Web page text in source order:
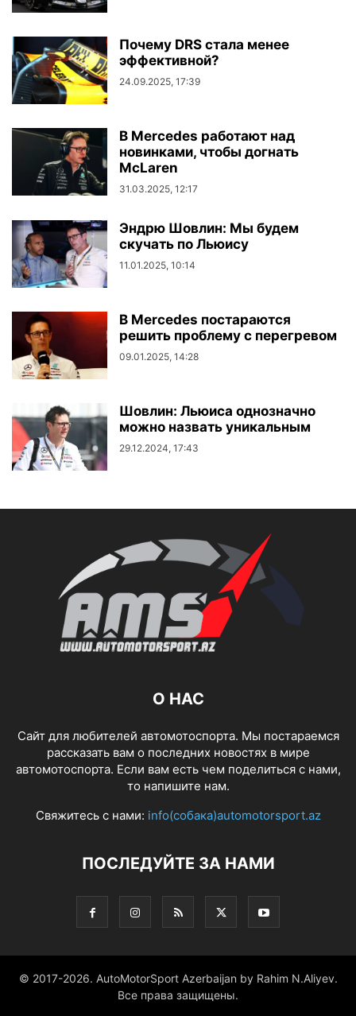
Почему DRS стала менее
эффективной?
24.09.2025, 17:39
В Mercedes работают над
новинками, чтобы догнать
McLaren
31.03.2025, 12:17
Эндрю Шовлин: Мы будем
скучать по Льюису
11.01.2025, 10:14
В Mercedes постараются
решить проблему с перегревом
09.01.2025, 14:28
Шовлин: Льюиса однозначно
можно назвать уникальным
29.12.2024, 17:43
О НАС
Сайт для любителей автомотоспорта. Мы постараемся
рассказать вам о последних новостях в мире
автомотоспорта. Если вам есть чем поделиться с нами,
то напишите нам.
Свяжитесь с нами: info(собака)automotorsport.az
ПОСЛЕДУЙТЕ ЗА НАМИ
© 2017-2026. AutoMotorSport Azerbaijan by Rahim N.Aliyev.
Все права защищены.